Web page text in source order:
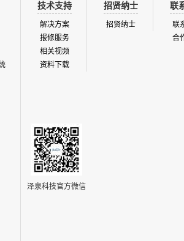
技术支持
解决方案
报修服务
相关视频
资料下载
招贤纳士
招贤纳士
联
联
合
泽泉科技官方微信